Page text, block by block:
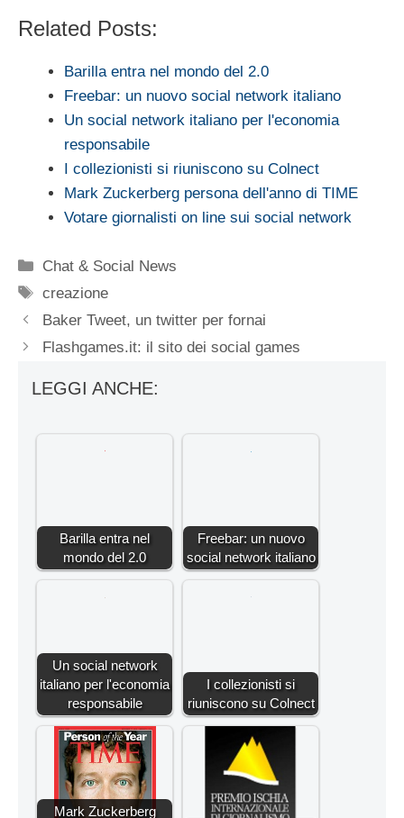
Related Posts:
Barilla entra nel mondo del 2.0
Freebar: un nuovo social network italiano
Un social network italiano per l'economia
responsabile
I collezionisti si riuniscono su Colnect
Mark Zuckerberg persona dell'anno di TIME
Votare giornalisti on line sui social network
Categorie
Chat & Social News
Tag
creazione
Baker Tweet, un twitter per fornai
Flashgames.it: il sito dei social games
LEGGI ANCHE:
Barilla entra nel
mondo del 2.0
Freebar: un nuovo
social network italiano
Un social network
italiano per l'economia
responsabile
I collezionisti si
riuniscono su Colnect
Mark Zuckerberg